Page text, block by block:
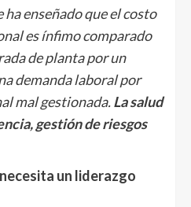
enseñado que el costo
es ínfimo comparado
de planta por un
demanda laboral por
mal gestionada.La salud
gestión de riesgos
un liderazgo